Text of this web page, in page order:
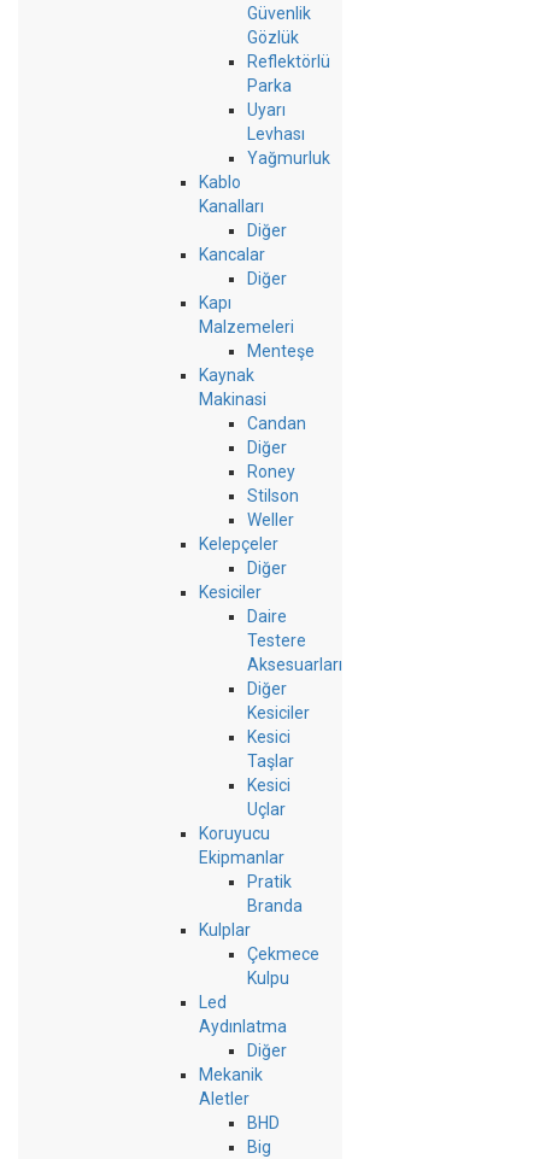
Güvenlik
Gözlük
Reflektörlü
Parka
Uyarı
Levhası
Yağmurluk
Kablo
Kanalları
Diğer
Kancalar
Diğer
Kapı
Malzemeleri
Menteşe
Kaynak
Makinasi
Candan
Diğer
Roney
Stilson
Weller
Kelepçeler
Diğer
Kesiciler
Daire
Testere
Aksesuarları
Diğer
Kesiciler
Kesici
Taşlar
Kesici
Uçlar
Koruyucu
Ekipmanlar
Pratik
Branda
Kulplar
Çekmece
Kulpu
Led
Aydınlatma
Diğer
Mekanik
Aletler
BHD
Big